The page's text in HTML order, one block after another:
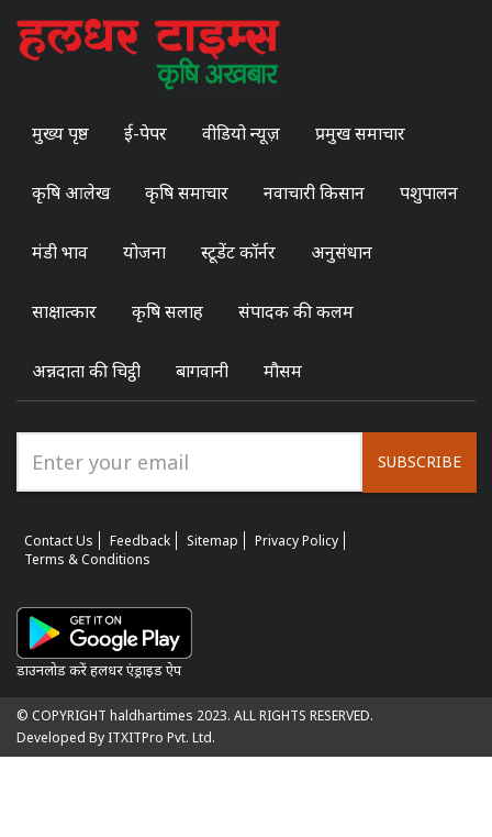
मुख्य पृष्ठ ई-पेपर वीडियो न्यूज़ प्रमुख समाचार
कृषि आलेख कृषि समाचार नवाचारी किसान पशुपालन
मंडी भाव योजना स्टूडेंट कॉर्नर अनुसंधान
साक्षात्कार कृषि सलाह संपादक की कलम
अन्नदाता की चिट्ठी बागवानी मौसम
SUBSCRIBE
Contact Us Feedback Sitemap
Privacy Policy
Terms & Conditions
डाउनलोड करें हलधर एंड्राइड ऐप
© COPYRIGHT haldhartimes 2023. ALL RIGHTS RESERVED.
Developed By ITXITPro Pvt. Ltd.